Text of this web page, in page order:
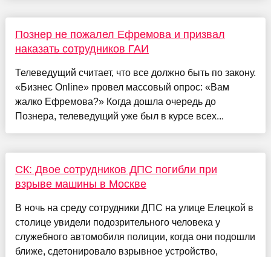
Познер не пожалел Ефремова и призвал
наказать сотрудников ГАИ
Телеведущий считает, что все должно быть по закону.
«Бизнес Online» провел массовый опрос: «Вам
жалко Ефремова?» Когда дошла очередь до
Познера, телеведущий уже был в курсе всех...
СК: Двое сотрудников ДПС погибли при
взрыве машины в Москве
В ночь на среду сотрудники ДПС на улице Елецкой в
столице увидели подозрительного человека у
служебного автомобиля полиции, когда они подошли
ближе, сдетонировало взрывное устройство,